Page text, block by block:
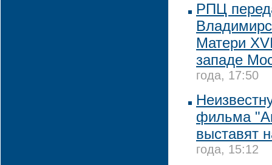
РПЦ
Матери
западе
года, 17:50
фильма
выставят
года, 15:12